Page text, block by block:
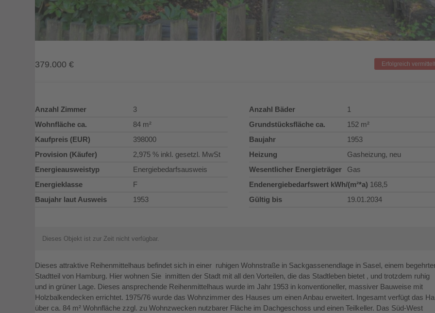
379.000 € Erfolgreich vermittelt
Anzahl Zimmer 3 Anzahl Bäder
1
Wohnfläche ca.
84 m² Grundstücksfläche ca.
152 m²
Kaufpreis (EUR)
398000 Baujahr
1953
Provision (Käufer)
2,975 % inkl. gesetzl. MwSt Heizung
Gasheizung, neu
Energieausweistyp
Energiebedarfsausweis Wesentlicher Energieträger
Gas
Energieklasse
F Endenergiebedarfswert kWh/(m²*a) 168,5
Baujahr laut Ausweis
1953 Gültig bis 19.01.2034
Dieses Objekt ist zur Zeit nicht verfügbar.
Dieses attraktive Reihenmittelhaus befindet sich in einer ruhigen Wohnstraße in Sackgassenendlage in Sasel, einem
Stadtteil von Hamburg. Hier wohnen Sie inmitten der Stadt mit all den Vorteilen, die das Stadtleben bietet , und trotzdem ruhig
und in grüner Lage. Dieses ansprechende Reihenmittelhaus wurde im Jahr 1953 in konventioneller, massiver Bauweise mit
Holzbalkendecken errichtet. 1975/76 wurde das Wohnzimmer des Hauses um einen Anbau erweitert. Ingesamt verfügt das
über ca. 84 m² Wohnfläche zzgl. zu Wohnzwecken nutzbarer Fläche im Dachgeschoss und einen Teilkeller. Das Süd-West